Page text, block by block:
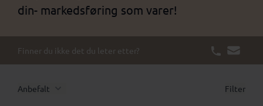
din- markedsføring som varer!
Finner du ikke det du leter etter?
Anbefalt Filter